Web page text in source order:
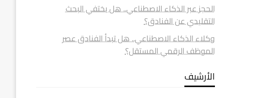
الحجز عبر الذكاء الاصطناعي.. هل يختفي البحث
التقليدي عن الفنادق؟
وكلاء الذكاء الاصطناعي.. هل تبدأ الفنادق عصر
الموظف الرقمي المستقل؟
الأرشيف